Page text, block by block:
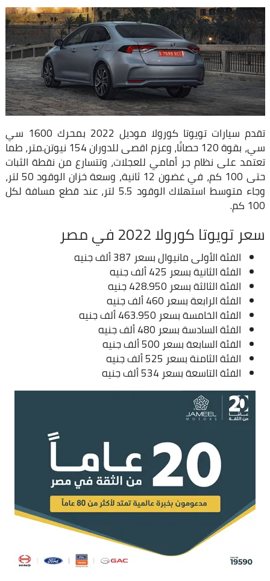
تقدم سيارات تويوتا كورولا موديل 2022 بمحرك 1600 سي
سي، بقوة 120 حصانًا، وعزم اقصى للدوران 154 نيوتن.متر، طما
تعتمد على نظام جر أمامي للعجلات، وتتسارع من نقطة الثبات
حتى 100 كم، في غضون 12 ثانية، وسعة خزان الوقود 50 لتر،
وجاء متوسط استهلاك الوقود 5.5 لتر، عند قطع مسافة لكل
100 كم.
سعر تويوتا كورولا 2022 في مصر
الفئة الأولى مانيوال بسعر 387 ألف جنيه
الفئة الثانية بسعر 425 ألف جنيه
الفئة الثالثة بسعر 428.950 جنيه
الفئة الرابعة بسعر 460 ألف جنيه
الفئة الخامسة بسعر 463.950 ألف جنيه
الفئة السادسة بسعر 480 ألف جنيه
الفئة السابعة بسعر 500 ألف جنيه
الفئة الثامنة بسعر 525 ألف جنيه
الفئة التاسعة بسعر 534 ألف جنيه